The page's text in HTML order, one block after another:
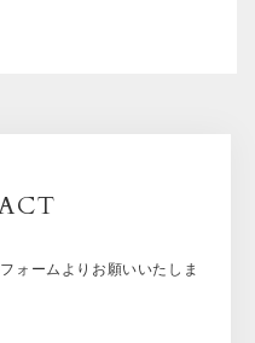
ォームよりお願いいたしま